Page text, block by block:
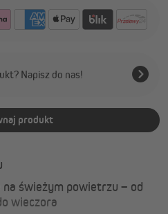
Napisz do nas!
produkt
na świeżym powietrzu – od
wieczora